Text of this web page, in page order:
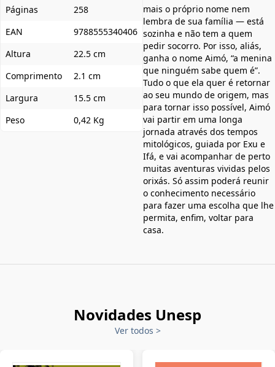
Páginas
258
EAN
9788555340406
Altura
22.5 cm
Comprimento
2.1 cm
Largura
15.5 cm
Peso
0,42 Kg
mais o próprio nome nem
lembra de sua família — está
sozinha e não tem a quem
pedir socorro. Por isso, aliás,
ganha o nome Aimó, “a menina
que ninguém sabe quem é”.
Tudo o que ela quer é retornar
ao seu mundo de origem, mas
para tornar isso possível, Aimó
vai partir em uma longa
jornada através dos tempos
mitológicos, guiada por Exu e
Ifá, e vai acompanhar de perto
muitas aventuras vividas pelos
orixás. Só assim poderá reunir
o conhecimento necessário
para fazer uma escolha que lhe
permita, enfim, voltar para
casa.
Novidades Unesp
Ver todos >